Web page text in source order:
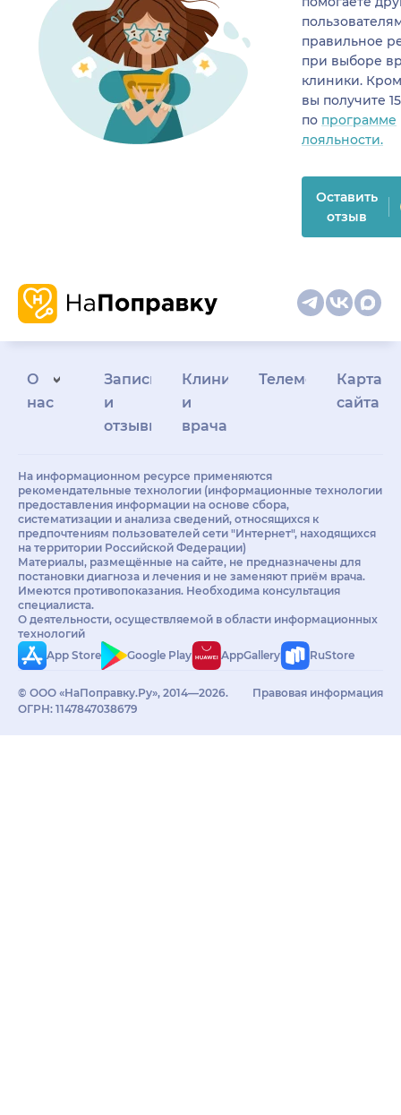
правильное
при выборе
клиники.
вы получите
по программе
лояльности.
Оставить
отзыв
О
нас
Запись
и
отзывы
Клиникам
и
врачам
Телемедицина
Карта
сайта
На информационном ресурсе применяются
рекомендательные технологии (информационные технологии
предоставления информации на основе сбора,
систематизации и анализа сведений, относящихся к
предпочтениям пользователей сети "Интернет", находящихся
на территории Российской Федерации)
Материалы, размещённые на сайте, не предназначены для
постановки диагноза и лечения и не заменяют приём врача.
Имеются противопоказания. Необходима консультация
специалиста.
О деятельности, осуществляемой в области информационных
технологий
App Store
Google Play AppGallery RuStore
© ООО «НаПоправку.Ру», 2014—2026.
ОГРН: 1147847038679
Правовая информация